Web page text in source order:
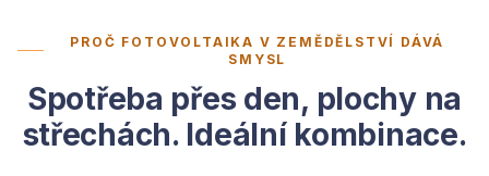
PROČ FOTOVOLTAIKA V ZEMĚDĚLSTVÍ DÁVÁ
SMYSL
Spotřeba přes den, plochy na
střechách. Ideální kombinace.